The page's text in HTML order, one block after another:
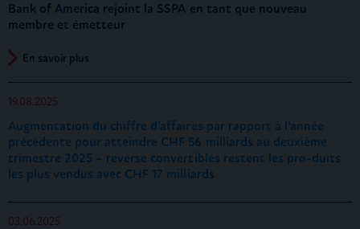
Bank of America rejoint la SSPA en tant que nouveau
membre et émetteur
En savoir plus
19.08.2025
Augmentation du chiffre d’affaires par rapport à l’année
précédente pour atteindre CHF 56 milliards au deuxième
trimestre 2025 – reverse convertibles restent les pro-duits
les plus vendus avec CHF 17 milliards
03.06.2025